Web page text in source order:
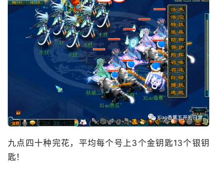
九点四十种完花，平均每个号上3个金钥匙13个银钥
匙！